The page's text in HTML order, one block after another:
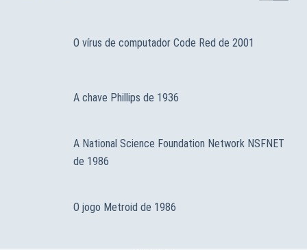
O vírus de computador Code Red de 2001
A chave Phillips de 1936
A National Science Foundation Network NSFNET
de 1986
O jogo Metroid de 1986